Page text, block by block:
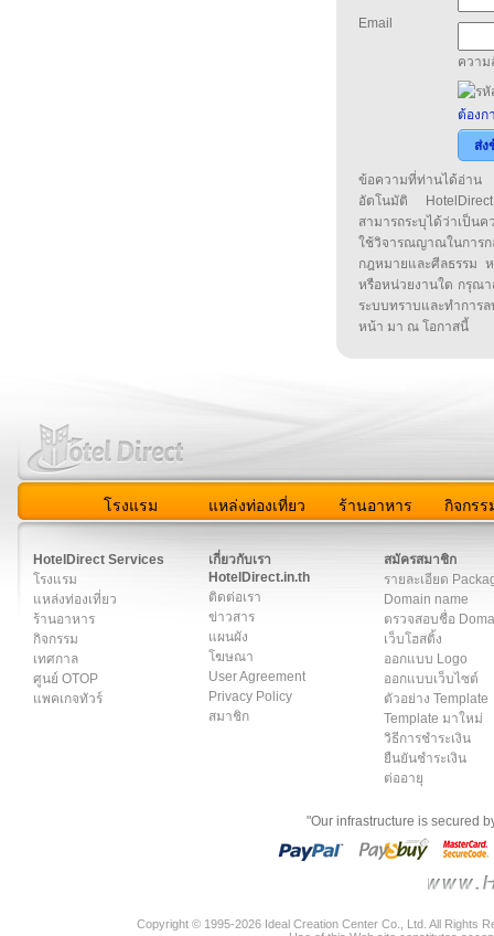
Email
ความ
ต้องก
ส่ง
ข้อความที่ท่านได้อ่าน
อัตโนมัติ
สามารถระบุได้ว่าเป็น
ใช้วิจารณญาณในกา
กฎหมายและศีลธรรม
หรือหน่วยงานใด กรุณา
ระบบทราบและทำกา
หน้า มา ณ โอกาสนี้
โรงแรม แหล่งท่องเที่ยว ร้านอาหาร กิจกรร
HotelDirect Services
โรงแรม
แหล่งท่องเที่ยว
ร้านอาหาร
กิจกรรม
เทศกาล
ศูนย์ OTOP
แพคเกจทัวร์
เกี่ยวกับเรา
HotelDirect.in.th
ติดต่อเรา
ข่าวสาร
แผนผัง
โฆษณา
User Agreement
Privacy Policy
สมาชิก
สมัครสมาชิก
รายละเอียด
Domain name
ตรวจสอบชื่อ
เว็บโฮสติ้ง
ออกแบบ Logo
ออกแบบเว็บไซต์
ตัวอย่าง Template
Template มาใหม่
วิธีการชำระเงิน
ยืนยันชำระเงิน
ต่ออายุ
"Our infrastructure is secured
Copyright © 1995-2026 Ideal Creation Center Co., Ltd. All Rights